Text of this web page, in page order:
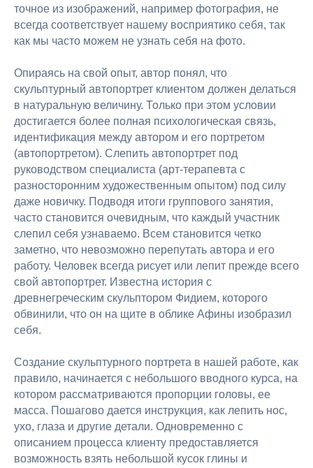
точное из изображений, например фотография, не
всегда соответствует нашему восприятико себя, так
как мы часто можем не узнать себя на фото.
Опираясь на свой опыт, автор понял, что
скульптурный автопортрет клиентом должен делаться
в натуральную величину. Только при этом условии
достигается более полная психологическая связь,
идентификация между автором и его портретом
(автопортретом). Слепить автопортрет под
руководством специалиста (арт-терапевта с
разносторонним художественным опытом) под силу
даже новичку. Подводя итоги группового занятия,
часто становится очевидным, что каждый участник
слепил себя узнаваемо. Всем становится четко
заметно, что невозможно перепутать автора и его
работу. Человек всегда рисует или лепит прежде всего
свой автопортрет. Известна история с
древнегреческим скульптором Фидием, которого
обвинили, что он на щите в облике Афины изобразил
себя.
Создание скульптурного портрета в нашей работе, как
правило, начинается с небольшого вводного курса, на
котором рассматриваются пропорции головы, ее
масса. Пошагово дается инструкция, как лепить нос,
ухо, глаза и другие детали. Одновременно с
описанием процесса клиенту предоставляется
возможность взять небольшой кусок глины и